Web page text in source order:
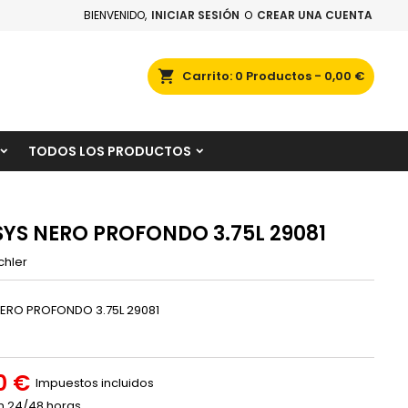
BIENVENIDO, INICIAR SESIÓN O CREAR UNA CUENTA
Carrito 0 Productos - 0,00 €
TODOS LOS PRODUCTOS
NERO PROFONDO 3.75L 29081
PROFONDO 3.75L 29081
€ Impuestos incluidos